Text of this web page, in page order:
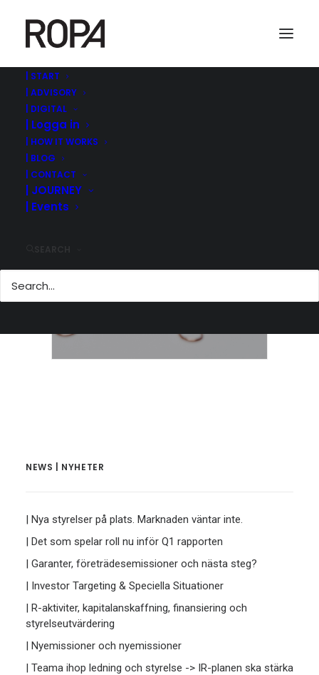
| START
| ADVISORY
| DIGITAL
| Logga in
| HOW IT WORKS
| BLOG
| CONTACT
| JOURNEY
| Events
NEWS | NYHETER
| Nya styrelser på plats. Marknaden väntar inte.
| Det som spelar roll nu inför Q1 rapporten
| Garanter, företrädesemissioner och nästa steg?
| Investor Targeting & Speciella Situationer
| R-aktiviter, kapitalanskaffning, finansiering och
styrelseutvärdering
| Nyemissioner och nyemissioner
| Teama ihop ledning och styrelse -> IR-planen ska stärka